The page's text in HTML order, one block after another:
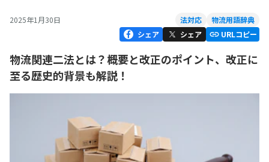
2025年1月30日 法対応
物流用語辞典
シェア
シェア URLコピー
物流関連二法とは？概要と改正のポイント、改正に
至る歴史的背景も解説！